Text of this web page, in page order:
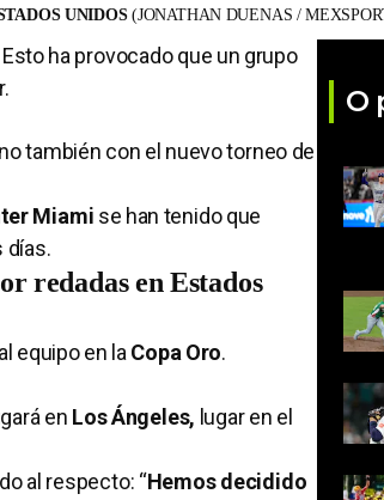
UNIDOS (JONATHAN DUENAS /
ha provocado que un grupo
también con el nuevo torneo de
Miami se han tenido que
días.
redadas en Estados
equipo en la Copa Oro.
en Los Ángeles, lugar en el
al respecto: “Hemos decidido